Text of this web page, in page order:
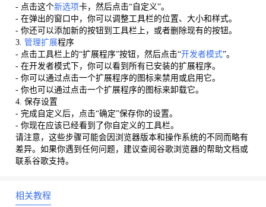
- 点击这个新选项卡，然后点击“自定义”。
- 在弹出的窗口中，你可以调整工具栏的位置、大小和样式。
- 你还可以添加新的按钮到工具栏上，或者删除现有的按钮。
3. 管理扩展程序
- 点击工具栏上的“扩展程序”按钮，然后点击“开发者模式”。
- 在开发者模式下，你可以看到所有已安装的扩展程序。
- 你可以通过点击一个扩展程序的图标来禁用或启用它。
- 你也可以通过点击一个扩展程序的图标来卸载它。
4. 保存设置
- 完成自定义后，点击“确定”保存你的设置。
- 你现在应该已经看到了你自定义的工具栏。
请注意，这些步骤可能会因浏览器版本和操作系统的不同而略有
差异。如果你遇到任何问题，建议查阅谷歌浏览器的帮助文档或
联系谷歌支持。
相关教程